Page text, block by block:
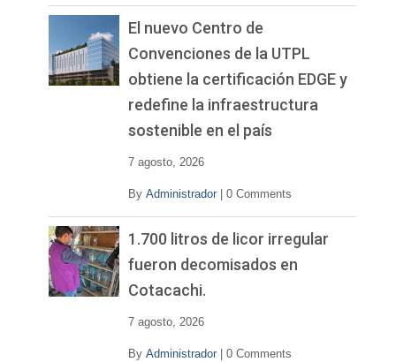
El nuevo Centro de
Convenciones de la UTPL
obtiene la certificación EDGE y
redefine la infraestructura
sostenible en el país
7 agosto, 2026
By Administrador 0 Comments
1.700 litros de licor irregular
fueron decomisados en
Cotacachi.
7 agosto, 2026
By Administrador 0 Comments